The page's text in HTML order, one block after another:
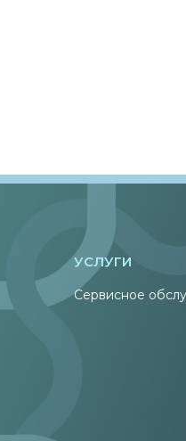
УСЛУГИ
Сервисное